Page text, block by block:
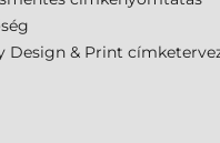
Design & Print